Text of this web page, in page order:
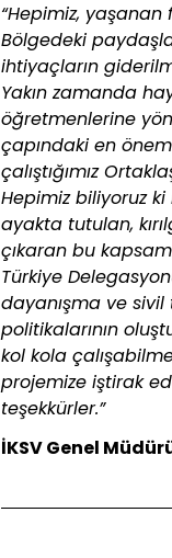
“Hepimiz,
Bölgedeki
ihtiyaçların
Yakın zamanda
öğretmenlerine
çapındaki en
çalıştığımız
Hepimiz biliyoruz
ayakta tutulan,
çıkaran bu
Türkiye
dayanışma ve
politikalarının
kol kola
projemize iştirak
teşekkürler.”
İKSV Genel